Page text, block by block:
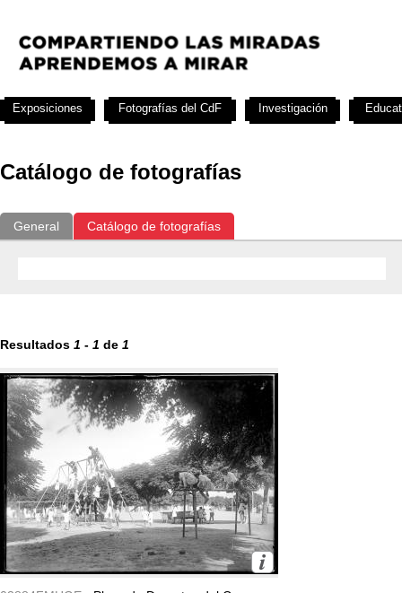
Catálogo de fotografías
General Catálogo de fotografías
Resultados 1 - 1 de 1
Exposiciones Fotografías del CdF Investigación